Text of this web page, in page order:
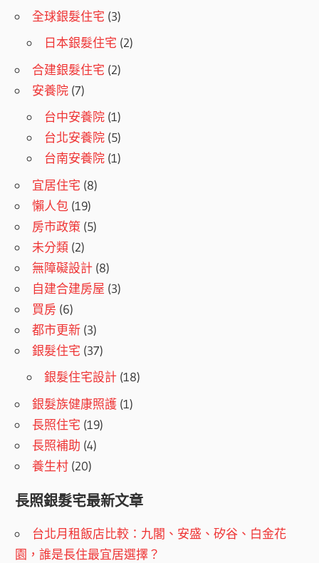
全球銀髮住宅 (3)
日本銀髮住宅 (2)
合建銀髮住宅 (2)
安養院 (7)
台中安養院 (1)
台北安養院 (5)
台南安養院 (1)
宜居住宅 (8)
懶人包 (19)
房市政策 (5)
未分類 (2)
無障礙設計 (8)
自建合建房屋 (3)
買房 (6)
都市更新 (3)
銀髮住宅 (37)
銀髮住宅設計 (18)
銀髮族健康照護 (1)
長照住宅 (19)
長照補助 (4)
養生村 (20)
長照銀髮宅最新文章
台北月租飯店比較：九閣、安盛、矽谷、白金花
園，誰是長住最宜居選擇？